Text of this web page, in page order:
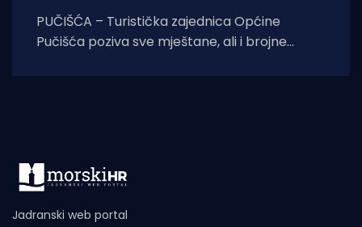
PUČIŠĆA – Turistička zajednica Općine
Pučišća poziva sve mještane, ali i brojne
Jadranski web portal